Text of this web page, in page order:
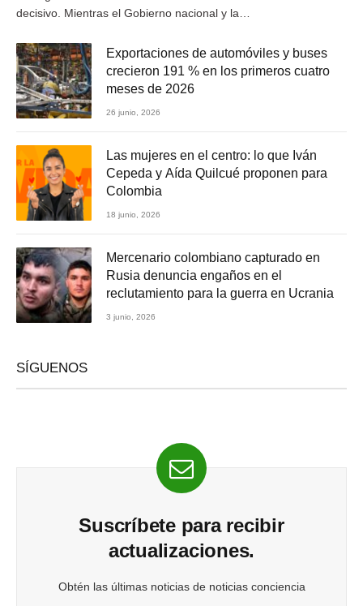
decisivo. Mientras el Gobierno nacional y la…
Exportaciones de automóviles y buses
crecieron 191 % en los primeros cuatro
meses de 2026
26 junio, 2026
Las mujeres en el centro: lo que Iván
Cepeda y Aída Quilcué proponen para
Colombia
18 junio, 2026
Mercenario colombiano capturado en
Rusia denuncia engaños en el
reclutamiento para la guerra en Ucrania
3 junio, 2026
SÍGUENOS
Suscríbete para recibir
actualizaciones.
Obtén las últimas noticias de noticias conciencia